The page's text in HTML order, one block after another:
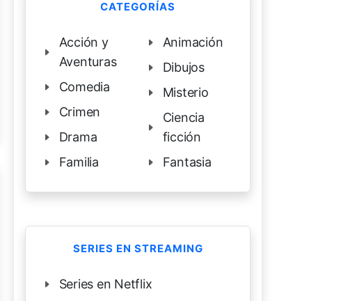
CATEGORÍAS
Acción y
Aventuras
Comedia
Crimen
Drama
Familia
Animación
Dibujos
Misterio
Ciencia
ficción
Fantasia
SERIES EN STREAMING
Series en Netflix